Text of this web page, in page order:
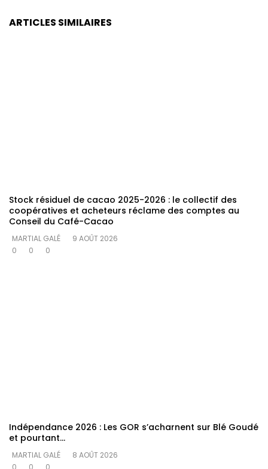
ARTICLES SIMILAIRES
Stock résiduel de cacao 2025-2026 : le collectif des
coopératives et acheteurs réclame des comptes au
Conseil du Café-Cacao
MARTIAL GALÉ
9 AOÛT 2026
0
0 0
Indépendance 2026 : Les GOR s’acharnent sur Blé Goudé
et pourtant…
MARTIAL GALÉ
8 AOÛT 2026
0
0 0